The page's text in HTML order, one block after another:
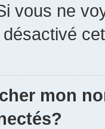
vous ne
désactivé
mon